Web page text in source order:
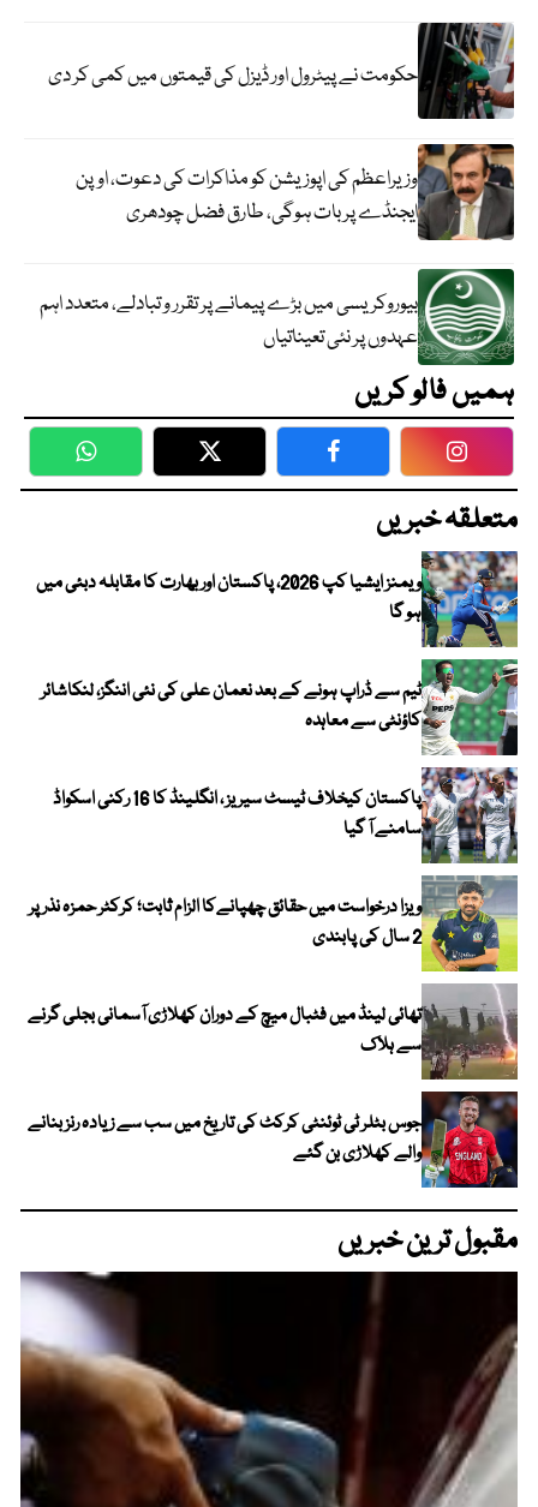
حکومت نے پیٹرول اور ڈیزل کی قیمتوں میں کمی کر دی
وزیراعظم کی اپوزیشن کو مذاکرات کی دعوت، اوپن
ایجنڈے پر بات ہوگی، طارق فضل چودھری
بیوروکریسی میں بڑے پیمانے پر تقرر و تبادلے، متعدد اہم
عہدوں پر نئی تعیناتیاں
ہمیں فالو کریں
WhatsApp Twitter Facebook
متعلقہ خبریں
ویمنز ایشیا کپ 2026، پاکستان اور بھارت کا مقابلہ دبئی میں
ہو گا
ٹیم سے ڈراپ ہونے کے بعد نعمان علی کی نئی اننگز، لنکاشائر
کاؤنٹی سے معاہدہ
پاکستان کیخلاف ٹیسٹ سیریز ، انگلینڈ کا 16 رکنی اسکواڈ
سامنے آ گیا
ویزا درخواست میں حقائق چھپانےکا الزام ثابت؛ کرکٹر حمزہ نذر پر
2 سال کی پابندی
تھائی لینڈ میں فٹبال میچ کے دوران کھلاڑی آسمانی بجلی گرنے
سے ہلاک
جوس بٹلر ٹی ٹوئنٹی کرکٹ کی تاریخ میں سب سے زیادہ رنز بنانے
والے کھلاڑی بن گئے
مقبول ترین خبریں